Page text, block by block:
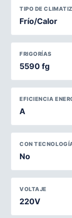
TIPO DE
Frío/Calor
FRIGORÍAS
5590 fg
EFICIENCIA
A
CON
No
VOLTAJE
220V